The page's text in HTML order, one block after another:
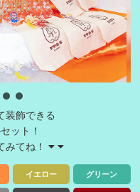
装飾できる
ット！
みてね！
イエロー グリーン